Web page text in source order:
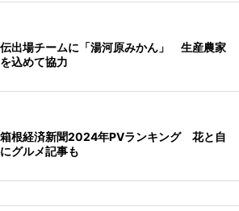
出場チームに「湯河原みかん」 生産農家
込めて協力
根経済新聞2024年PVランキング 花と自
グルメ記事も